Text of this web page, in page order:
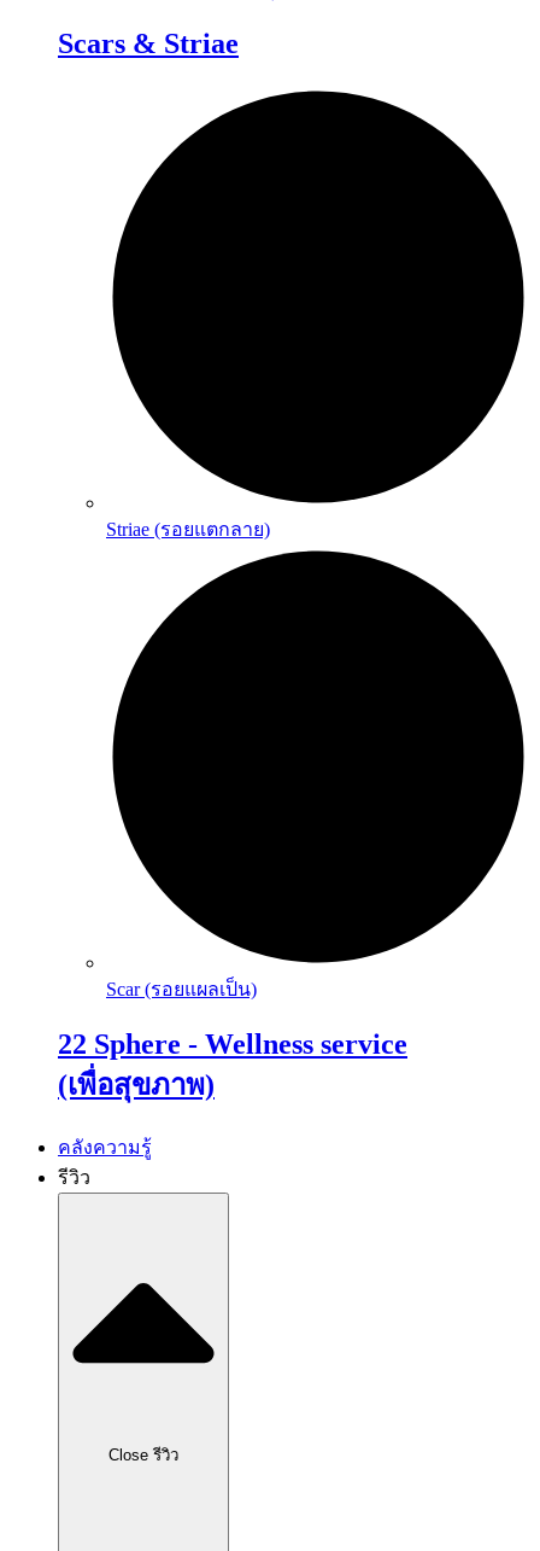
Scars & Striae
Striae (รอยแตกลาย)
Scar (รอยแผลเป็น)
22 Sphere - Wellness service
(เพื่อสุขภาพ)
คลังความรู้
รีวิว
Close รีวิว